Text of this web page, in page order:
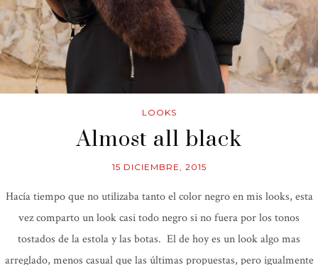
LOOKS
Almost all black
15 DICIEMBRE, 2015
Hacía tiempo que no utilizaba tanto el color negro en mis looks, esta
vez comparto un look casi todo negro si no fuera por los tonos
tostados de la estola y las botas. El de hoy es un look algo mas
arreglado, menos casual que las últimas propuestas, pero igualmente